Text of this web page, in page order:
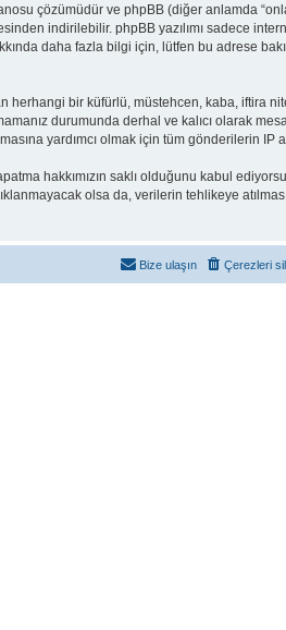
çözümüdür ve phpBB (diğer anlamda
indirilebilir. phpBB yazılımı sadece
daha fazla bilgi için, lütfen bu adrese
herhangi bir küfürlü, müstehcen, kaba, iftira
durumunda derhal ve kalıcı olarak
yardımcı olmak için tüm gönderilerin IP
hakkımızın saklı olduğunu kabul
olsa da, verilerin tehlikeye
Çerezleri sil
Bize ulaşın